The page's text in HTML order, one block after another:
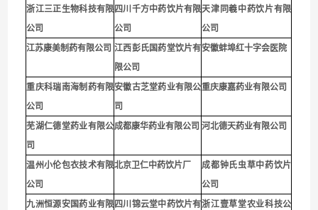
浙江三正生物科技有限
公司
四川千方中药饮片有限
公司
天津同羲中药饮片有限
公司
江苏康美制药有限公司 江西彭氏国药堂饮片有
限公司
安徽蚌埠红十字会医院
重庆科瑞南海制药有限
公司
安徽古芝堂药业有限公
司
重庆康嘉药业有限公司
芜湖仁德堂药业有限公
司
成都康华药业有限公司 河北德天药业有限公司
温州小伦包衣技术有限
公司
北京卫仁中药饮片厂
成都钟氏虫草中药饮片
公司
九洲恒源安国药业有限 四川锦云堂中药饮片有浙江壹草堂农业科技公